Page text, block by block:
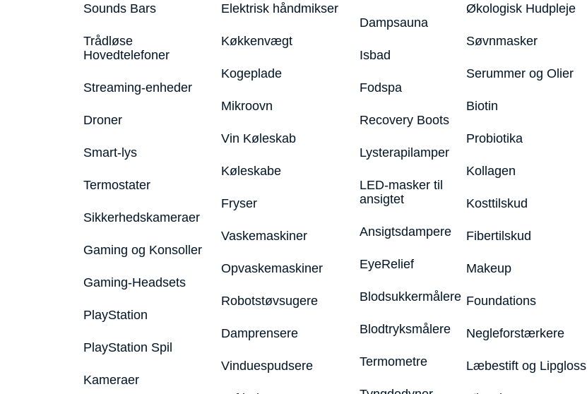
Sounds Bars
Trådløse
Hovedtelefoner
Streaming-enheder
Droner
Smart-lys
Termostater
Sikkerhedskameraer
Gaming og Konsoller
Gaming-Headsets
PlayStation
PlayStation Spil
Kameraer
Elektrisk håndmikser
Køkkenvægt
Kogeplade
Mikroovn
Vin Køleskab
Køleskabe
Fryser
Vaskemaskiner
Opvaskemaskiner
Robotstøvsugere
Damprensere
Vinduespudsere
Dampsauna
Isbad
Fodspa
Recovery Boots
Lysterapilamper
LED-masker til
ansigtet
Ansigtsdampere
EyeRelief
Blodsukkermålere
Blodtryksmålere
Termometre
Økologisk Hudpleje
Søvnmasker
Serummer og Olier
Biotin
Probiotika
Kollagen
Kosttilskud
Fibertilskud
Makeup
Foundations
Negleforstærkere
Læbestift og Lipgloss